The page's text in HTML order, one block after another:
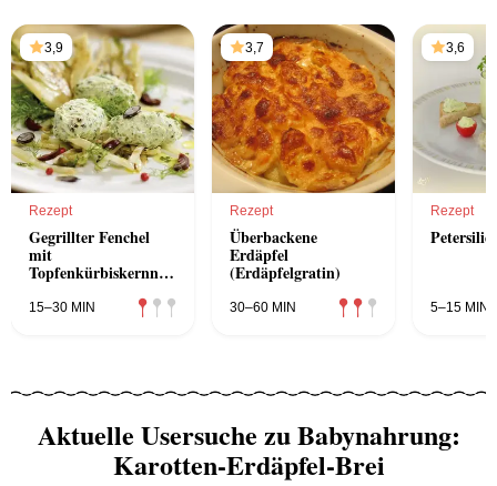
3,9
Rezept
Gegrillter Fenchel
mit
Topfenkürbiskernnockerln
15–30 MIN
3,7
Rezept
Überbackene
Erdäpfel
(Erdäpfelgratin)
30–60 MIN
3,6
Rezept
5–15 MIN
Aktuelle Usersuche zu Babynahrung:
Karotten-Erdäpfel-Brei